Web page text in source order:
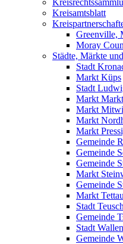
Kreisamtsblatt
Greenville,
Moray
Städte, Märkte
Stadt
Markt Küps
Stadt
Markt
Markt
Markt
Markt
Gemeinde
Gemeinde
Gemeinde
Markt
Gemeinde
Markt Tettau
Stadt
Gemeinde
Stadt
Gemeinde